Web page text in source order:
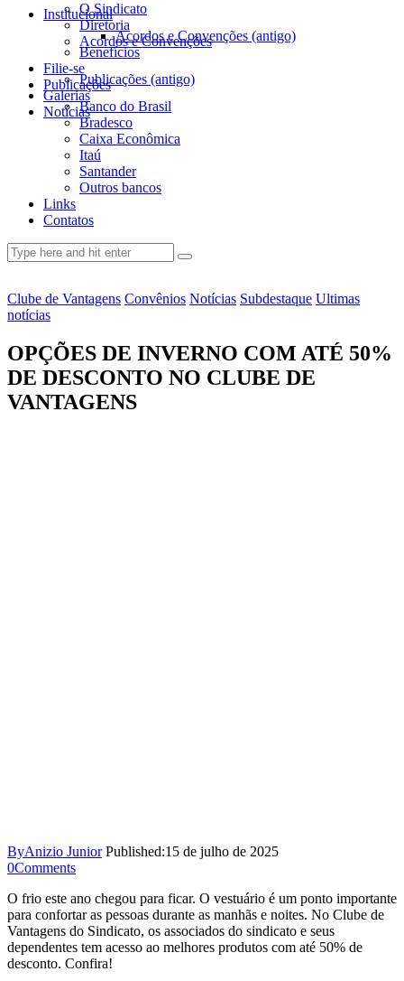
InstitucionalO Sindicato
Diretoria
Acordos e Convenções
Acordos e Convenções (antigo)
Benefícios
Filie-se
PublicaçõesPublicações (antigo)
Galerias
NotíciasBanco do Brasil
Bradesco
Caixa Econômica
Itaú
Santander
Outros bancos
Links
Contatos
Clube de Vantagens Convênios Notícias Subdestaque Ultimas
notícias
OPÇÕES DE INVERNO COM ATÉ 50%
DE DESCONTO NO CLUBE DE
VANTAGENS
ByAnizio Junior Published:15 de julho de 2025
0Comments
O frio este ano chegou para ficar. O vestuário é um ponto importante
para confortar as pessoas durante as manhãs e noites. No Clube de
Vantagens do Sindicato, os associados do sindicato e seus
dependentes tem acesso ao melhores produtos com até 50% de
desconto. Confira!